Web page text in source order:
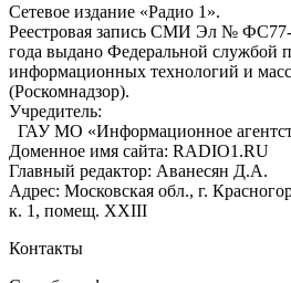
Сетевое издание «Радио 1».
Реестровая запись СМИ Эл № ФС77-
года выдано Федеральной службой
информационных технологий и
(Роскомнадзор).
Учредитель:
ГАУ МО «Информационное
Доменное имя сайта: RADIO1.RU
Главный редактор: Аванесян Д.А.
Адрес: Московская обл., г.
к. 1, помещ. XXIII
Контакты